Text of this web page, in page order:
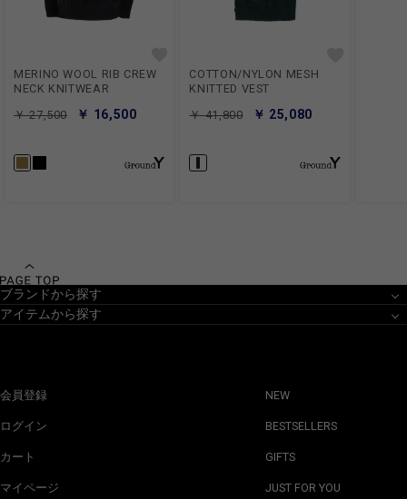
MERINO WOOL RIB CREW
NECK KNITWEAR
￥ 27,500
￥ 16,500
COTTON/NYLON MESH
KNITTED VEST
￥ 41,800
￥ 25,080
ブランドから探す
アイテムから探す
会員登録
ログイン
カート
マイページ
NEW
BESTSELLERS
GIFTS
JUST FOR YOU